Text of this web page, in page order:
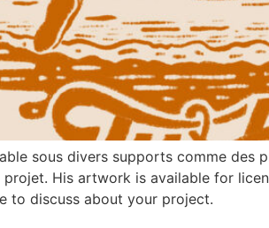
sous divers supports comme des
His artwork is available for
to discuss about your project.